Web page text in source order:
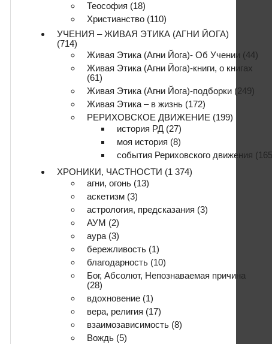
Теософия (18)
Христианство (110)
УЧЕНИЯ – ЖИВАЯ ЭТИКА (АГНИ ЙОГА)
(714)
Живая Этика (Агни Йога)- Об Учении (44)
Живая Этика (Агни Йога)-книги, о книгах
(61)
Живая Этика (Агни Йога)-подборки (249)
Живая Этика – в жизнь (172)
РЕРИХОВСКОЕ ДВИЖЕНИЕ (199)
история РД (27)
моя история (8)
события Рериховского движения
ХРОНИКИ, ЧАСТНОСТИ (1 374)
агни, огонь (13)
аскетизм (3)
астрология, предсказания (3)
АУМ (2)
аура (3)
бережливость (1)
благодарность (10)
Бог, Абсолют, Непознаваемая причина
(28)
вдохновение (1)
вера, религия (17)
взаимозависимость (8)
Вождь (5)